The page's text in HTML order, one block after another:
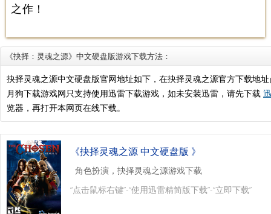
之作！
《抉择：灵魂之源》中文硬盘版游戏下载方法：
抉择灵魂之源中文硬盘版官网地址如下，在抉择灵魂之源官方下载地
月狗下载游戏网只支持使用迅雷下载游戏，如未安装迅雷，请先下载
览器，再打开本网页在线下载。
《抉择灵魂之源 中文硬盘版 》
角色扮演，抉择灵魂之源游戏下载
“点击鼠标右键”-“使用迅雷精简版下载”-“立即下载”